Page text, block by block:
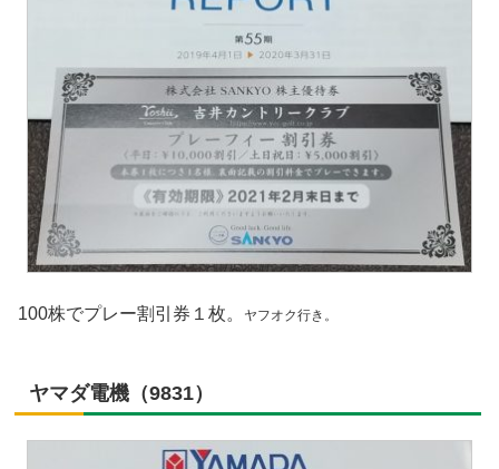
100株でプレー割引券１枚。 ヤフオク行き。
ヤマダ電機（9831）